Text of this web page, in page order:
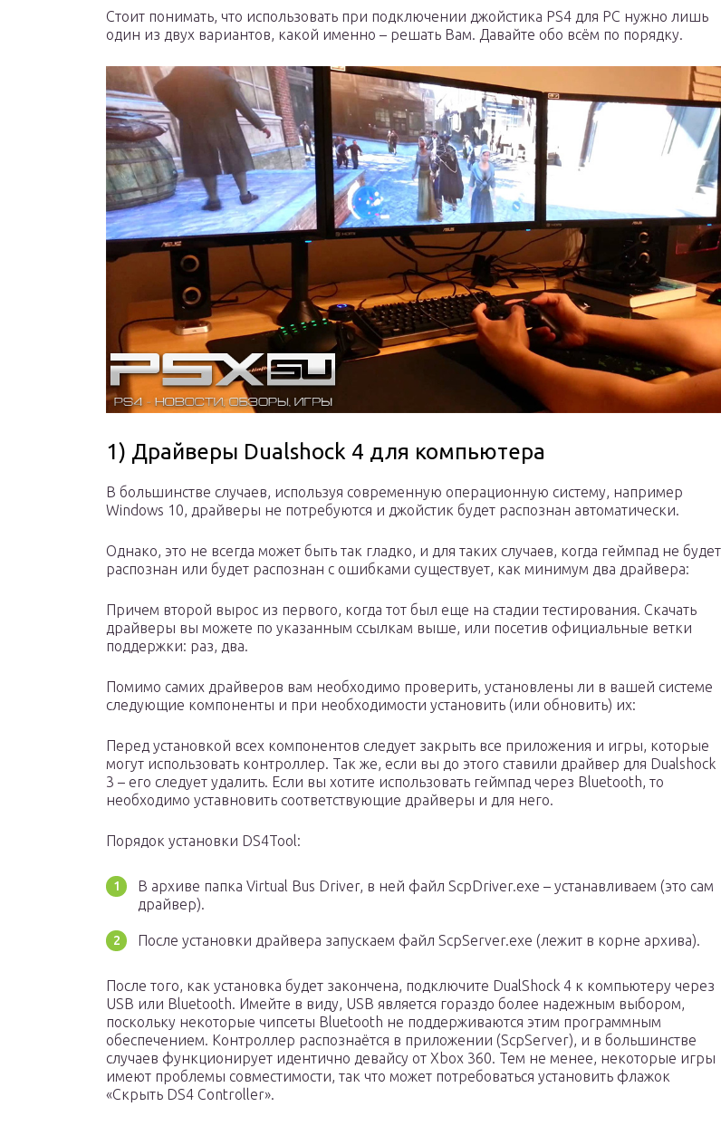
Стоит понимать, что использовать при подключении джойстика PS4 для PC нужно лишь
один из двух вариантов, какой именно – решать Вам. Давайте обо всём по порядку.
1) Драйверы Dualshock 4 для компьютера
В большинстве случаев, используя современную операционную систему, например
Windows 10, драйверы не потребуются и джойстик будет распознан автоматически.
Однако, это не всегда может быть так гладко, и для таких случаев, когда геймпад не будет
распознан или будет распознан с ошибками существует, как минимум два драйвера:
Причем второй вырос из первого, когда тот был еще на стадии тестирования. Скачать
драйверы вы можете по указанным ссылкам выше, или посетив официальные ветки
поддержки: раз, два.
Помимо самих драйверов вам необходимо проверить, установлены ли в вашей системе
следующие компоненты и при необходимости установить (или обновить) их:
Перед установкой всех компонентов следует закрыть все приложения и игры, которые
могут использовать контроллер. Так же, если вы до этого ставили драйвер для Dualshock
3 – его следует удалить. Если вы хотите использовать геймпад через Bluetooth, то
необходимо уставновить соответствующие драйверы и для него.
Порядок установки DS4Tool:
В архиве папка Virtual Bus Driver, в ней файл ScpDriver.exe – устанавливаем (это сам
драйвер).
После установки драйвера запускаем файл ScpServer.exe (лежит в корне архива).
После того, как установка будет закончена, подключите DualShock 4 к компьютеру через
USB или Bluetooth. Имейте в виду, USB является гораздо более надежным выбором,
поскольку некоторые чипсеты Bluetooth не поддерживаются этим программным
обеспечением. Контроллер распознаётся в приложении (ScpServer), и в большинстве
случаев функционирует идентично девайсу от Xbox 360. Тем не менее, некоторые игры
имеют проблемы совместимости, так что может потребоваться установить флажок
«Скрыть DS4 Controller».